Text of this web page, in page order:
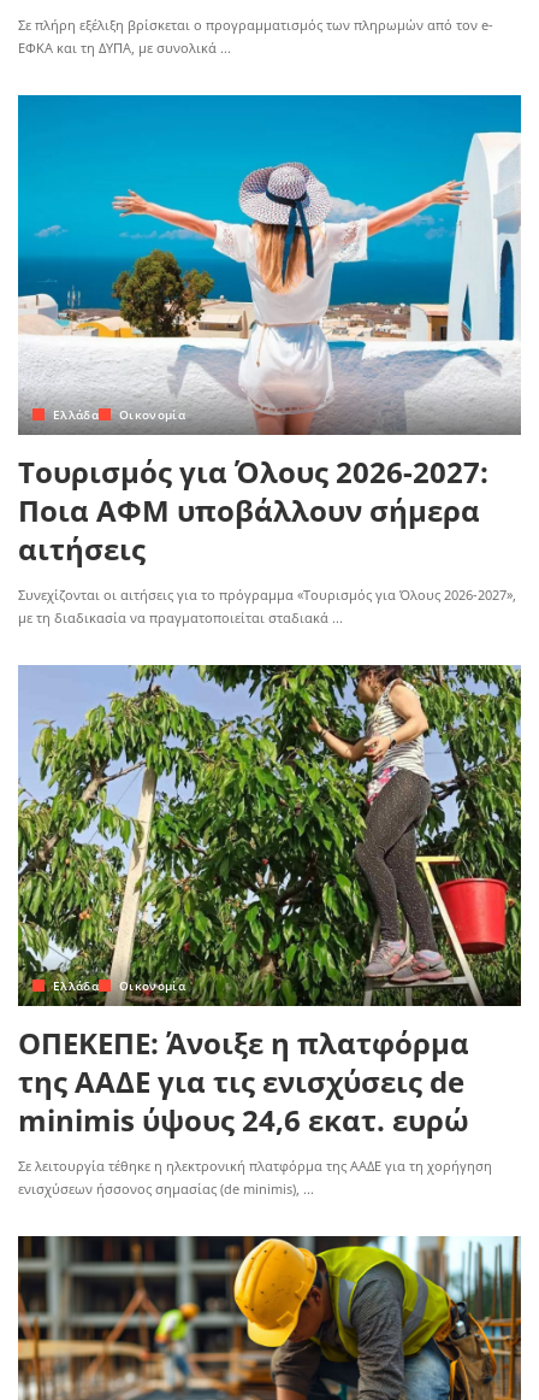
Σε πλήρη εξέλιξη βρίσκεται ο προγραμματισμός των πληρωμών από τον e-
ΕΦΚΑ και τη ΔΥΠΑ, με συνολικά ...
Ελλάδα Οικονομία
Τουρισμός για Όλους 2026-2027:
Ποια ΑΦΜ υποβάλλουν σήμερα
αιτήσεις
Συνεχίζονται οι αιτήσεις για το πρόγραμμα «Τουρισμός για Όλους 2026-2027»,
με τη διαδικασία να πραγματοποιείται σταδιακά ...
Ελλάδα Οικονομία
ΟΠΕΚΕΠΕ: Άνοιξε η πλατφόρμα
της ΑΑΔΕ για τις ενισχύσεις de
minimis ύψους 24,6 εκατ. ευρώ
Σε λειτουργία τέθηκε η ηλεκτρονική πλατφόρμα της ΑΑΔΕ για τη χορήγηση
ενισχύσεων ήσσονος σημασίας (de minimis), ...